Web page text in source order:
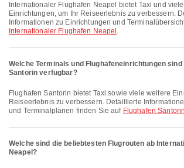
Internationaler Flughafen Neapel bietet Taxi und viele weitere
Einrichtungen, um Ihr Reiseerlebnis zu verbessern.
Informationen zu Einrichtungen und
Internationaler Flughafen Neapel .
Welche Terminals und Flughafeneinrichtungen sind
Santorin verfügbar?
Flughafen Santorin bietet Taxi sowie viele weitere Einrichtungen, um Ihr
Reiseerlebnis zu verbessern. Detaillierte
und Terminalplänen finden Sie auf Flughafen Santorin
Welche sind die beliebtesten Flugrouten ab
Neapel?